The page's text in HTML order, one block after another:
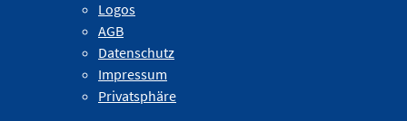
Logos
AGB
Datenschutz
Impressum
Privatsphäre